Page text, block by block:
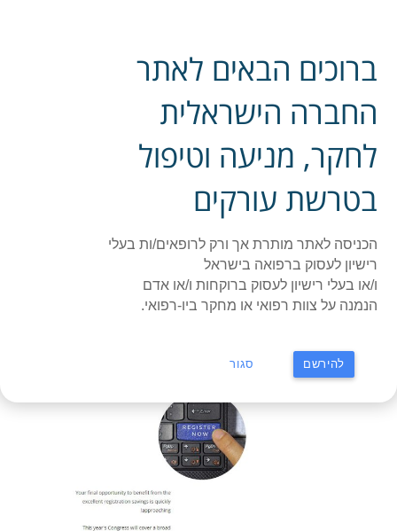
ההסתדרות הרפואית בישראל - החברה לחקר, מניעה
וטיפול בטרשת עורקים
ראשי » חדשות »
Final Registeration to EAS
Final Registeration to EAS
ברוכים הבאים לאתר
החברה הישראלית
לחקר, מניעה וטיפול
בטרשת עורקים
הכניסה לאתר מותרת אך ורק לרופאים/ות בעלי
רישיון לעסוק ברפואה בישראל
ו/או בעלי רישיון לעסוק ברוקחות ו/או אדם
הנמנה על צוות רפואי או מחקר ביו-רפואי.
להירשם סגור